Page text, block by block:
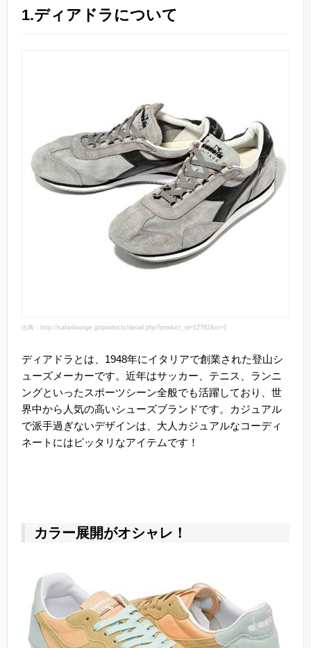
1.ディアドラについて
出典：http://safarilounge.jp/products/detail.php?product_id=12782&vr=1
ディアドラとは、1948年にイタリアで創業された登山シ
ューズメーカーです。近年はサッカー、テニス、ランニ
ングといったスポーツシーン全般でも活躍しており、世
界中から人気の高いシューズブランドです。カジュアル
で派手過ぎないデザインは、大人カジュアルなコーディ
ネートにはピッタリなアイテムです！
カラー展開がオシャレ！